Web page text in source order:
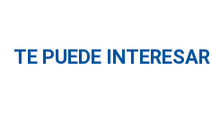
TE PUEDE INTERESAR